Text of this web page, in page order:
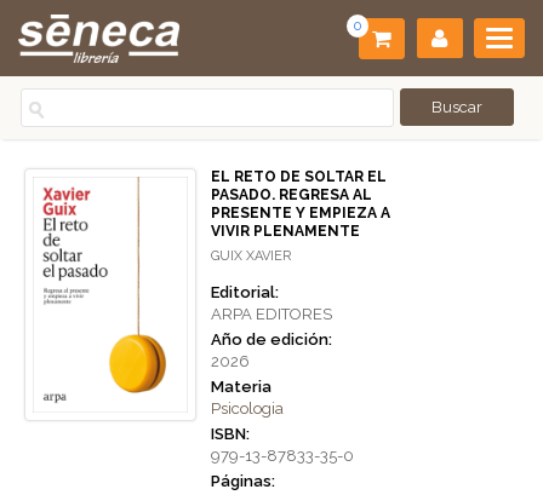
0
EL RETO DE SOLTAR EL
PASADO. REGRESA AL
PRESENTE Y EMPIEZA A
VIVIR PLENAMENTE
GUIX XAVIER
Editorial:
ARPA EDITORES
Año de edición:
2026
Materia
Psicologia
ISBN:
979-13-87833-35-0
Páginas: